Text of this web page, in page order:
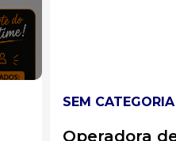
SEM CATEGORIA
Atendente/